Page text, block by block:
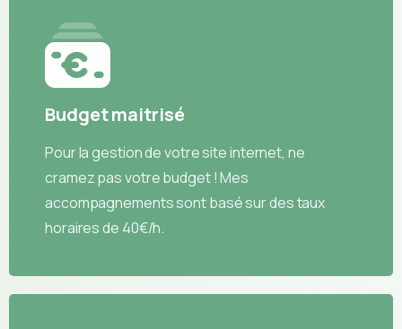
Budget maitrisé
Pour la gestion de votre site internet, ne
cramez pas votre budget ! Mes
accompagnements sont basé sur des taux
horaires de 40€/h.